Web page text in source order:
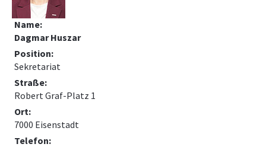
Name:
Dagmar Huszar
Position:
Sekretariat
Straße:
Robert Graf-Platz 1
Ort:
7000 Eisenstadt
Telefon: